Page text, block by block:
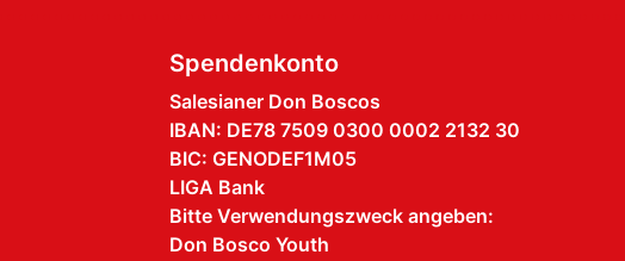
Spendenkonto
Salesianer Don Boscos
IBAN: DE78 7509 0300 0002 2132 30
BIC: GENODEF1M05
LIGA Bank
Bitte Verwendungszweck angeben:
Don Bosco Youth